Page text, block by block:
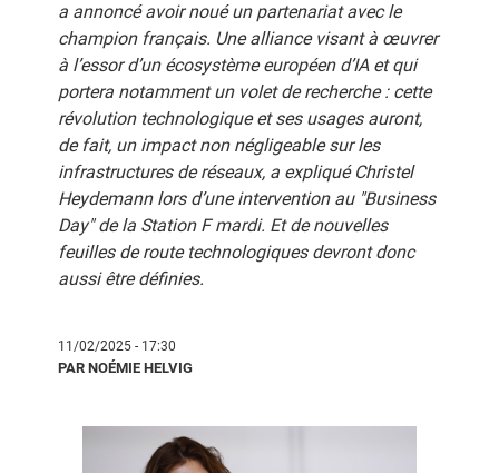
a annoncé avoir noué un partenariat avec le
champion français. Une alliance visant à œuvrer
à l’essor d’un écosystème européen d’IA et qui
portera notamment un volet de recherche : cette
révolution technologique et ses usages auront,
de fait, un impact non négligeable sur les
infrastructures de réseaux, a expliqué Christel
Heydemann lors d’une intervention au "Business
Day" de la Station F mardi. Et de nouvelles
feuilles de route technologiques devront donc
aussi être définies.
11/02/2025 - 17:30
PAR NOÉMIE HELVIG